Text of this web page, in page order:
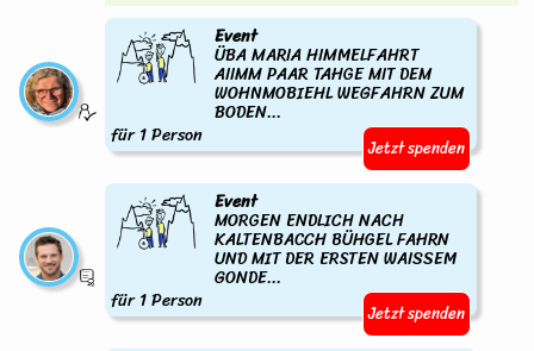
Event
ÜBA MARIA HIMMELFAHRT
AIIMM PAAR TAHGE MIT DEM
WOHNMOBIEHL WEGFAHRN ZUM
BODEN...
für 1 Person Jetzt spenden
Event
MORGEN ENDLICH NACH
KALTENBACCH BÜHGEL FAHRN
UND MIT DER ERSTEN WAISSEM
GONDE...
für 1 Person Jetzt spenden